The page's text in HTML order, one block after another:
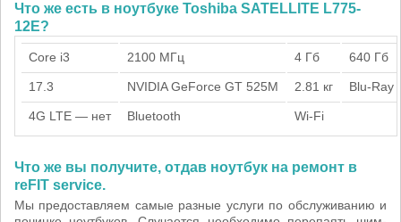
Что же есть в ноутбуке Toshiba SATELLITE L775-
12E?
Core i3 2100 МГц 4 Гб 640 Гб
17.3 NVIDIA GeForce GT 525M 2.81 кг Blu-Ray
4G LTE — нет Bluetooth Wi-Fi
Что же вы получите, отдав ноутбук на ремонт в
reFIT service.
Мы предоставляем самые разные услуги по обслуживанию и